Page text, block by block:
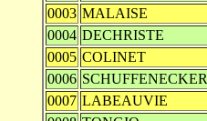
0003 MALAISE
0004 DECHRISTE
0005 COLINET
0006 SCHUFFENECKER
0007 LABEAUVIE